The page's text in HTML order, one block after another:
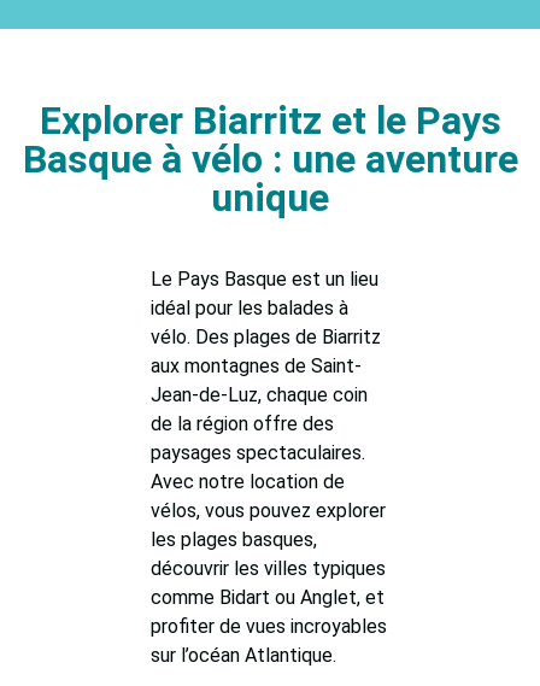
Explorer Biarritz et le Pays
Basque à vélo : une aventure
unique
Le Pays Basque est un lieu
idéal pour les balades à
vélo. Des plages de Biarritz
aux montagnes de Saint-
Jean-de-Luz, chaque coin
de la région offre des
paysages spectaculaires.
Avec notre location de
vélos, vous pouvez explorer
les plages basques,
découvrir les villes typiques
comme Bidart ou Anglet, et
profiter de vues incroyables
sur l’océan Atlantique.